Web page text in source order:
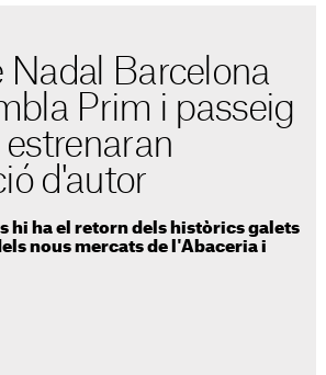
Nadal Barcelona
Prim i passeig
d'autor
hi ha el retorn dels històrics galets
nous mercats de l'Abaceria i